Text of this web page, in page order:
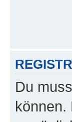
Du
können.